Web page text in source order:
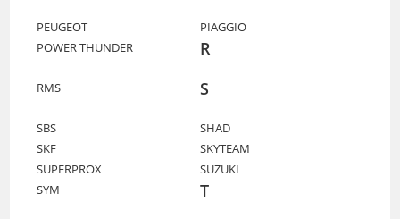
PEUGEOT
PIAGGIO
POWER THUNDER
R
RMS S
SBS
SHAD
SKF
SKYTEAM
SUPERPROX
SUZUKI
SYM
T